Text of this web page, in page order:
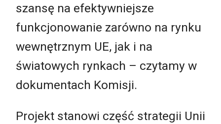
szansę na efektywniejsze
funkcjonowanie zarówno na rynku
wewnętrznym UE, jak i na
światowych rynkach – czytamy w
dokumentach Komisji.
Projekt stanowi część strategii Unii